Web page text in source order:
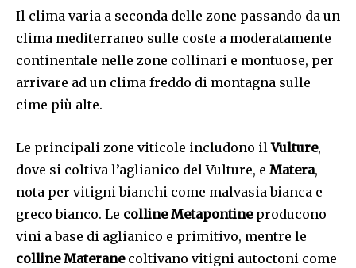
Il clima varia a seconda delle zone passando da un
clima mediterraneo sulle coste a moderatamente
continentale nelle zone collinari e montuose, per
arrivare ad un clima freddo di montagna sulle
cime più alte.
Le principali zone viticole includono ilVulture,
dove si coltiva l’aglianico del Vulture, e Matera,
nota per vitigni bianchi come malvasia bianca e
greco bianco. Le colline Metapontineproducono
vini a base di aglianico e primitivo, mentre le
colline Materanecoltivano vitigni autoctoni come